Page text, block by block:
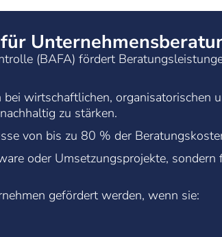
(BAFA) fördert
wirtschaftlichen, organisatorischen
zu stärken.
von bis zu 80 % der
oder Umsetzungsprojekte,
gefördert werden, wenn sie: